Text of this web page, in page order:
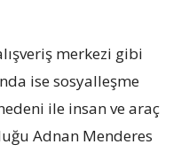
merkezi gibi
ise sosyalleşme
ile insan ve araç
Adnan Menderes